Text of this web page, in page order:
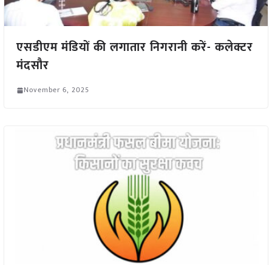
एसडीएम मंडियों की लगातार निगरानी करें- कलेक्टर
मंदसौर
November 6, 2025